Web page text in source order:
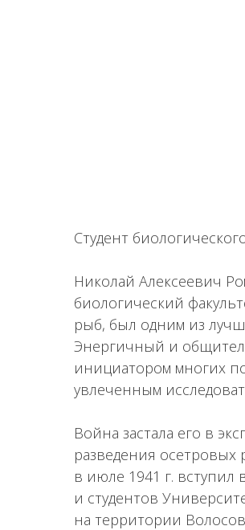
Студент
Николай Алексеевич
биологический
рыб, был одним из
Энергичный и
инициатором многих
увлеченным
Война застала его в
разведения
в июле 1941 г.
и студентов
на территории